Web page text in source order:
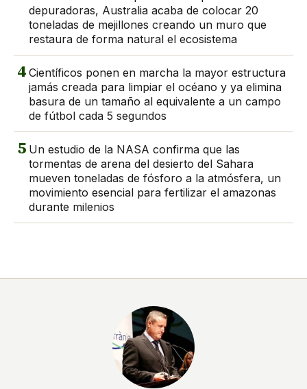
depuradoras, Australia acaba de colocar 20
toneladas de mejillones creando un muro que
restaura de forma natural el ecosistema
4 Científicos ponen en marcha la mayor estructura
jamás creada para limpiar el océano y ya elimina
basura de un tamaño al equivalente a un campo
de fútbol cada 5 segundos
5 Un estudio de la NASA confirma que las
tormentas de arena del desierto del Sahara
mueven toneladas de fósforo a la atmósfera, un
movimiento esencial para fertilizar el amazonas
durante milenios